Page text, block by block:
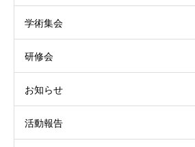
学術集会
研修会
お知らせ
活動報告